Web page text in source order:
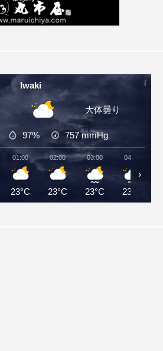
Iwaki
大体曇り
97% 757mmHg
01:00
23°C
02:00
23°C
03:00
23°C
04:00
23°C
›